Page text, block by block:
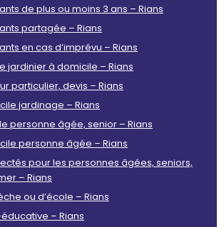
de plus ou moins 3 ans – Rians
partagée – Rians
en cas d’imprévu – Rians
jardinier à domicile – Rians
particulier, devis – Rians
jardinage – Rians
personne âgée, senior – Rians
personne âgée – Rians
pour les personnes âgées, seniors,
– Rians
ou d’école – Rians
– Rians